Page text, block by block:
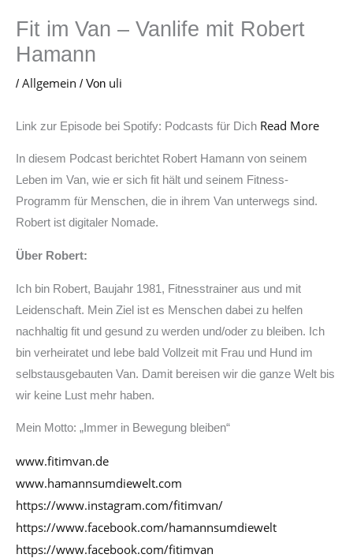
Fit im Van – Vanlife mit Robert
Hamann
/ Allgemein / Von uli
Link zur Episode bei Spotify: Podcasts für Dich Read More
In diesem Podcast berichtet Robert Hamann von seinem
Leben im Van, wie er sich fit hält und seinem Fitness-
Programm für Menschen, die in ihrem Van unterwegs sind.
Robert ist digitaler Nomade.
Über Robert:
Ich bin Robert, Baujahr 1981, Fitnesstrainer aus und mit
Leidenschaft. Mein Ziel ist es Menschen dabei zu helfen
nachhaltig fit und gesund zu werden und/oder zu bleiben. Ich
bin verheiratet und lebe bald Vollzeit mit Frau und Hund im
selbstausgebauten Van. Damit bereisen wir die ganze Welt bis
wir keine Lust mehr haben.
Mein Motto: „Immer in Bewegung bleiben“
www.fitimvan.de
www.hamannsumdiewelt.com
https://www.instagram.com/fitimvan/
https://www.facebook.com/hamannsumdiewelt
https://www.facebook.com/fitimvan